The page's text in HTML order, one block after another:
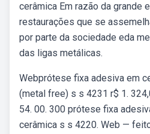
cerâmica Em razão da grande
restaurações que se
por parte da sociedade eda
das ligas metálicas.
Webprótese fixa adesiva em
(metal free) s s 4231 r$ 1.
54. 00. 300 prótese fixa
cerâmica s s 4220. Web —